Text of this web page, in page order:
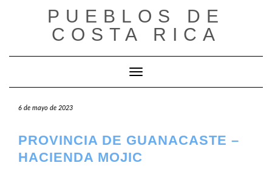
PUEBLOS DE
COSTA RICA
Cambiar modo de navegación
6 de mayo de 2023
PROVINCIA DE GUANACASTE –
HACIENDA MOJIC